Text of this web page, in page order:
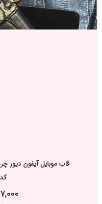
قاب موبایل آیفون دیور
کد-